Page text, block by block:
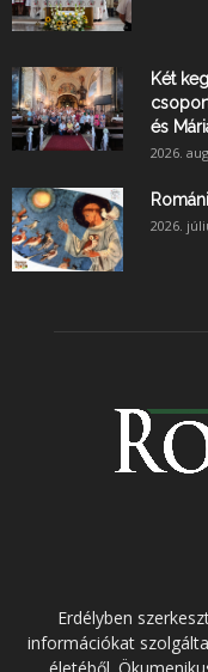
Két
és
2026.
2026.
Erdélyben
információkat